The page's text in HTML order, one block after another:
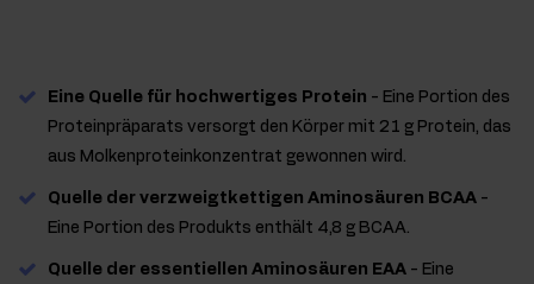
Eine Quelle für hochwertiges Protein - Eine Portion des
Proteinpräparats versorgt den Körper mit 21 g Protein, das
aus Molkenproteinkonzentrat gewonnen wird.
Quelle der verzweigtkettigen Aminosäuren BCAA -
Eine Portion des Produkts enthält 4,8 g BCAA.
Quelle der essentiellen Aminosäuren EAA - Eine